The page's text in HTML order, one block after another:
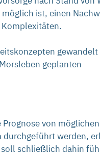
ist, einen
geplanten
von
durchgeführt werden,
schließlich dahin